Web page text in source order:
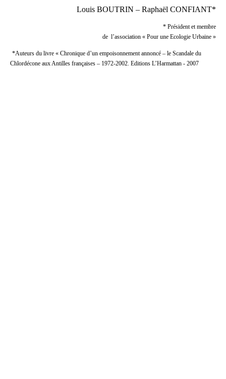
Louis BOUTRIN – Raphaël CONFIANT*
* Président et membre
de l’association « Pour une Ecologie Urbaine »
*Auteurs du livre « Chronique d’un empoisonnement annoncé – le Scandale du
Chlordécone aux Antilles françaises – 1972-2002. Editions L’Harmattan - 2007